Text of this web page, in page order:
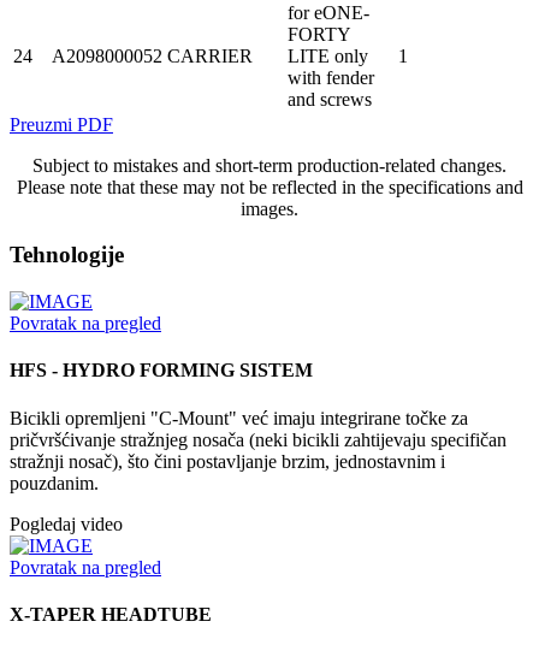
24 A2098000052 CARRIER
for eONE-
FORTY
LITE only
with fender
and screws
1
Preuzmi PDF
Subject to mistakes and short-term production-related changes.
Please note that these may not be reflected in the specifications and
images.
Tehnologije
Povratak na pregled
HFS - HYDRO FORMING SISTEM
Bicikli opremljeni "C-Mount" već imaju integrirane točke za
pričvršćivanje stražnjeg nosača (neki bicikli zahtijevaju specifičan
stražnji nosač), što čini postavljanje brzim, jednostavnim i
pouzdanim.
Pogledaj video
Povratak na pregled
X-TAPER HEADTUBE